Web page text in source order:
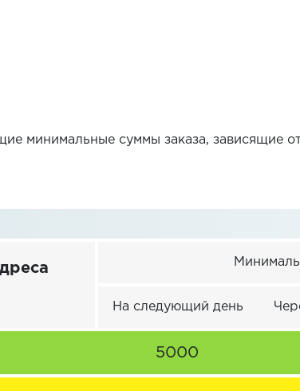
минимальные суммы заказа, зависящие
На следующий день
5000